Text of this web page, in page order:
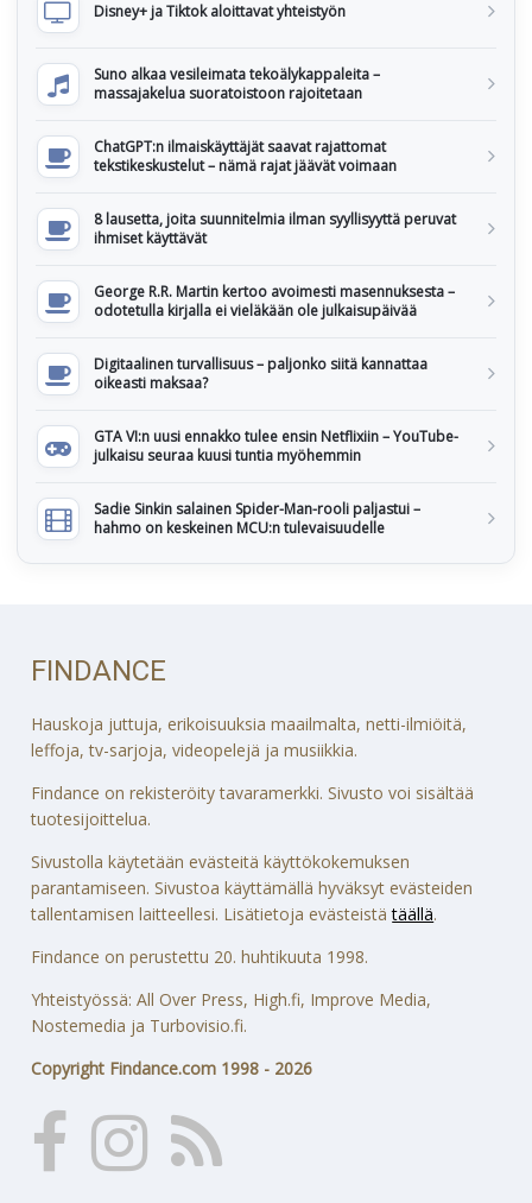
Disney+ ja Tiktok aloittavat yhteistyön
Suno alkaa vesileimata tekoälykappaleita –
massajakelua suoratoistoon rajoitetaan
ChatGPT:n ilmaiskäyttäjät saavat rajattomat
tekstikeskustelut – nämä rajat jäävät voimaan
8 lausetta, joita suunnitelmia ilman syyllisyyttä peruvat
ihmiset käyttävät
George R.R. Martin kertoo avoimesti masennuksesta –
odotetulla kirjalla ei vieläkään ole julkaisupäivää
Digitaalinen turvallisuus – paljonko siitä kannattaa
oikeasti maksaa?
GTA VI:n uusi ennakko tulee ensin Netflixiin – YouTube-
julkaisu seuraa kuusi tuntia myöhemmin
Sadie Sinkin salainen Spider-Man-rooli paljastui –
hahmo on keskeinen MCU:n tulevaisuudelle
FINDANCE
Hauskoja juttuja, erikoisuuksia maailmalta, netti-ilmiöitä,
leffoja, tv-sarjoja, videopelejä ja musiikkia.
Findance on rekisteröity tavaramerkki. Sivusto voi sisältää
tuotesijoittelua.
Sivustolla käytetään evästeitä käyttökokemuksen
parantamiseen. Sivustoa käyttämällä hyväksyt evästeiden
tallentamisen laitteellesi. Lisätietoja evästeistätäällä.
Findance on perustettu 20. huhtikuuta 1998.
Yhteistyössä: All Over Press, High.fi, Improve Media,
Nostemedia ja Turbovisio.fi.
Copyright Findance.com 1998 - 2026